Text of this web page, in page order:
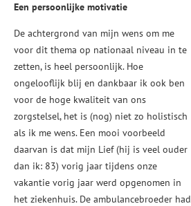
Een persoonlijke motivatie
De achtergrond van mijn wens om me
voor dit thema op nationaal niveau in te
zetten, is heel persoonlijk. Hoe
ongelooflijk blij en dankbaar ik ook ben
voor de hoge kwaliteit van ons
zorgstelsel, het is (nog) niet zo holistisch
als ik me wens. Een mooi voorbeeld
daarvan is dat mijn Lief (hij is veel ouder
dan ik: 83) vorig jaar tijdens onze
vakantie vorig jaar werd opgenomen in
het ziekenhuis. De ambulancebroeder had